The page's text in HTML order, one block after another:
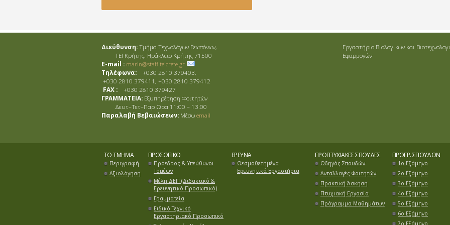
Διεύθυνση:Τμήμα Τεχνολόγων Γεωπόνων,
ΤΕΙ Κρήτης, Ηράκλειο Κρήτης 71500
E-mail : marin@staff.teicrete.gr
Τηλέφωνα: +030 2810 379403,
+030 2810 379411, +030 2810 379412
FAX : +030 2810 379427
ΓΡΑΜΜΑΤΕΙΑ: Εξυπηρέτηση Φοιτητών
Δευτ–Τετ–Παρ Ωρα 11:00 – 13:00
Παραλαβή Βεβαιώσεων: Μέσωemail
Εργαστήριο Βιολογικών και
Εφαρμογών
ΤΟ ΤΜΉΜΑ
Περιγραφή
Αξιολόγηση
ΠΡΟΣΩΠΙΚΌ
Πρόεδρος & Υπεύθυνοι
Τομέων
Μέλη ΔΕΠ (Διδακτικό &
Ερευνητικό Προσωπικό)
Γραμματεία
Ειδικό Τεχνικό
Εργαστηριακό Προσωπικό
ΈΡΕΥΝΑ
Θεσμοθετημένα
Ερευνητικά Εργαστήρια
ΠΡΟΠΤΥΧΙΑΚΈΣ ΣΠΟΥΔΈΣ
Οδηγός Σπουδών
Ανταλλαγές Φοιτητών
Πρακτική Άσκηση
Πτυχιακή Εργασία
Πρόγραμμα Μαθημάτων
ΠΡΌΓΡ. ΣΠΟΥΔΏΝ
1ο Εξάμηνο
2ο Εξάμηνο
3ο Εξάμηνο
4ο Εξάμηνο
5ο Εξάμηνο
6ο Εξάμηνο
7o Εξάμηνο